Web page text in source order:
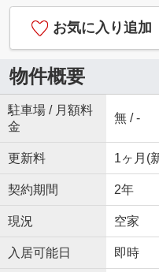
お気に入り追加
物件概要
駐車場 / 月額料
金
無 / -
更新料 1ヶ月(
契約期間 2年
現況 空家
入居可能日 即時